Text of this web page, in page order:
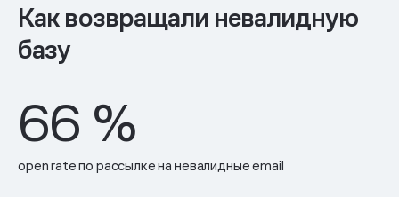
Как возвращали невалидную
базу
66 %
open rate по рассылке на невалидные email